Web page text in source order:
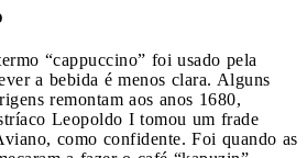
“cappuccino” foi usado pela
a bebida é menos clara. Alguns
remontam aos anos 1680,
Leopoldo I tomou um frade
como confidente. Foi quando as